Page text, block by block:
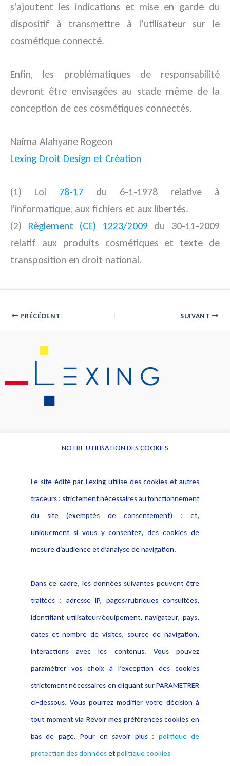
s’ajoutent les indications et mise en garde du
dispositif à transmettre à l’utilisateur sur le
cosmétique connecté.
Enfin, les problématiques de responsabilité
devront être envisagées au stade même de la
conception de ces cosmétiques connectés.
Naïma Alahyane Rogeon
Lexing Droit Design et Création
(1) Loi 78-17 du 6-1-1978 relative à
l’informatique, aux fichiers et aux libertés.
(2) Règlement (CE) 1223/2009 du 30-11-2009
relatif aux produits cosmétiques et texte de
transposition en droit national.
PRÉCÉDENT SUIVANT
Alerte professionnelle
Déclaration d'accessibilité
Notice Légale
Politique de protection des
données
Publications
NOTRE UTILISATION DES COOKIES
Le site édité par Lexing utilise des cookies et autres
traceurs : strictement nécessaires au fonctionnement
du site (exemptés de consentement) ; et,
uniquement si vous y consentez, des cookies de
mesure d’audience et d’analyse de navigation.
Dans ce cadre, les données suivantes peuvent être
traitées : adresse IP, pages/rubriques consultées,
identifiant utilisateur/équipement, navigateur, pays,
dates et nombre de visites, source de navigation,
interactions avec les contenus. Vous pouvez
paramétrer vos choix à l’exception des cookies
strictement nécessaires en cliquant sur PARAMETRER
ci-dessous. Vous pourrez modifier votre décision à
tout moment via Revoir mes préférences cookies en
bas de page. Pour en savoir plus : politique de
protection des donnéesetpolitique cookies